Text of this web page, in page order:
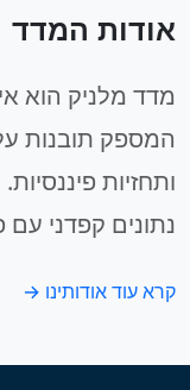
אודות המדד
מדד מלניק הוא
המספק תובנות
ותחזיות
נתונים קפדני
קרא עוד אודותינו →